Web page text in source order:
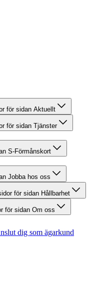
för sidan Aktuellt
för sidan Tjänster
S-Förmånskort
Jobba hos oss
för sidan Hållbarhet
för sidan Om oss
dig som ägarkund